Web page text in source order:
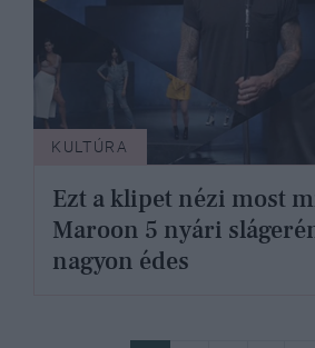
KULTÚRA
Ezt a klipet nézi most
Maroon 5 nyári
nagyon édes